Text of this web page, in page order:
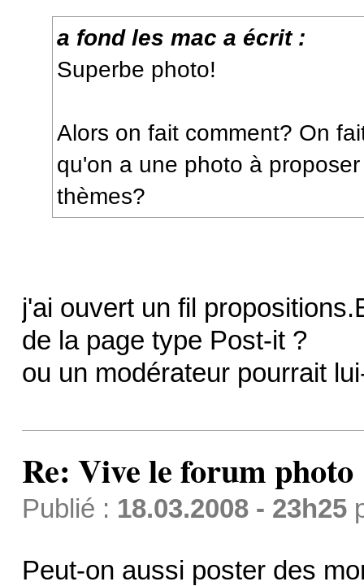
a fond les mac a écrit :
Superbe photo!
Alors on fait comment? On
qu'on a une photo à
thèmes?
j'ai ouvert un fil
de la page type Post-it ?
ou un modérateur pourrait
Re: Vive le forum photo
Publié : 18.03.2008 - 23h25
Peut-on aussi poster des